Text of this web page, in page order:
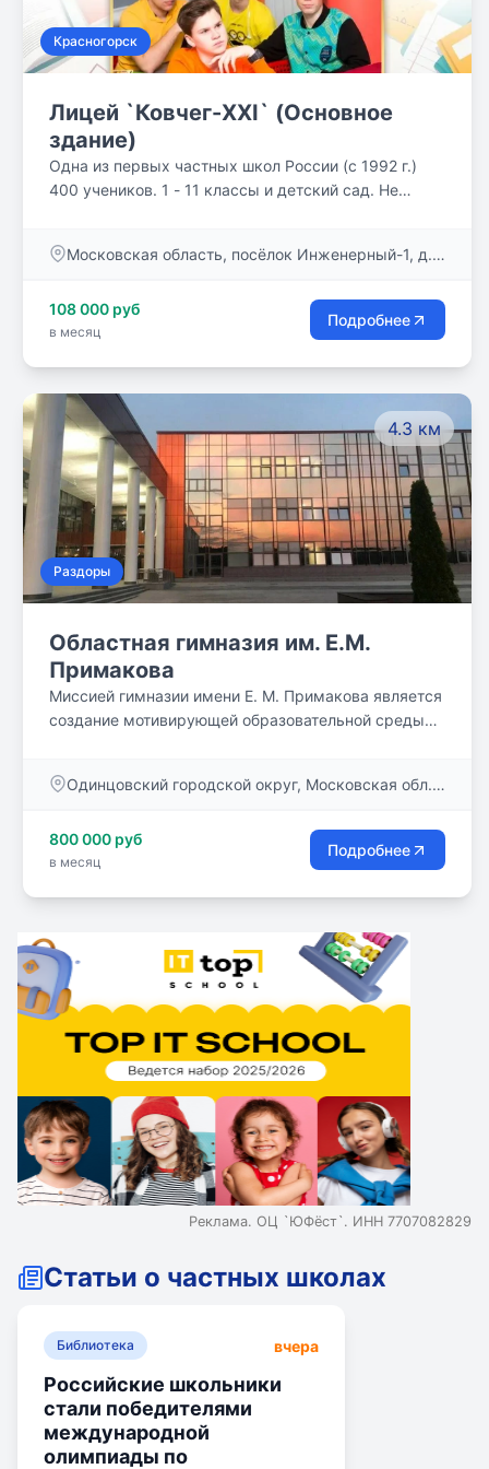
Красногорск
Лицей `Ковчег-XXI` (Основное
здание)
Одна из первых частных школ России (с 1992 г.)
400 учеников. 1 - 11 классы и детский сад. Не
для ребенка и подростка, – вот программа нашей
и каждый урок у нас – маленькое открытие.
Питание и автобусы.
Московская область, посёлок Инженерный-1, д.
108 000 руб
в месяц
Подробнее
4.3 км
Раздоры
Областная гимназия им. Е.М.
Примакова
Миссией гимназии имени Е. М. Примакова является
создание мотивирующей образовательной среды
20:00 вечера, занятия проходят с сентября по июнь
занимает дополнительное образование.
Одинцовский городской округ, Московская обл.,
800 000 руб
в месяц
Подробнее
Реклама. ОЦ `ЮФёст`. ИНН 7707082829
Статьи о частных школах
Библиотека вчера
Российские школьники
стали победителями
международной
олимпиады по